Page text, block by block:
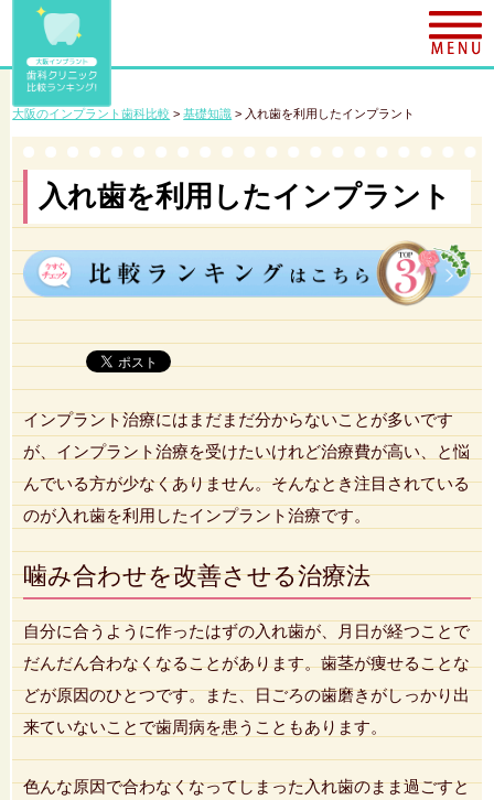
大阪のインプラント歯科比較 >基礎知識 > 入れ歯を利用したインプラント
入れ歯を利用したインプラント
インプラント治療にはまだまだ分からないことが多いです
が、インプラント治療を受けたいけれど治療費が高い、と悩
んでいる方が少なくありません。そんなとき注目されている
のが入れ歯を利用したインプラント治療です。
噛み合わせを改善させる治療法
自分に合うように作ったはずの入れ歯が、月日が経つことで
だんだん合わなくなることがあります。歯茎が痩せることな
どが原因のひとつです。また、日ごろの歯磨きがしっかり出
来ていないことで歯周病を患うこともあります。
色んな原因で合わなくなってしまった入れ歯のまま過ごすと